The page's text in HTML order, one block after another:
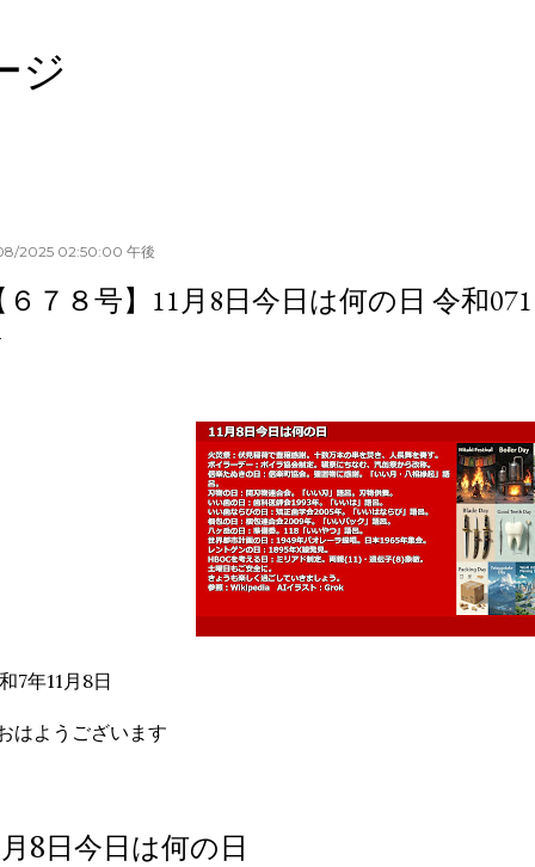
ジ
2025 02:50:00 午後
６７８号】11月8日今日は何の日 令和
7年11月8日
はようございます
月8日今日は何の日